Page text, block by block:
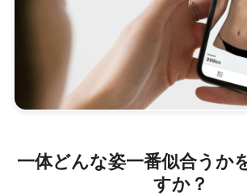
一体どんな姿一番似合うか
すか？